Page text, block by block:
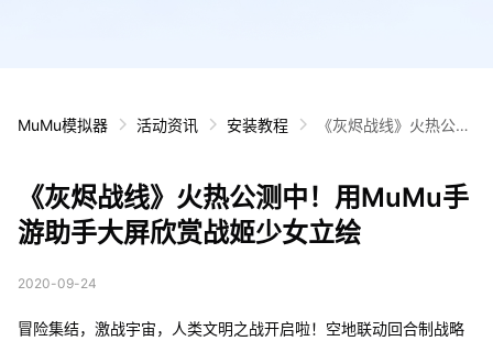
MuMu模拟器 活动资讯 安装教程
《灰烬战线》火热公测
《灰烬战线》火热公测中！用MuMu手
游助手大屏欣赏战姬少女立绘
2020-09-24
冒险集结，激战宇宙，人类文明之战开启啦！空地联动回合制战略